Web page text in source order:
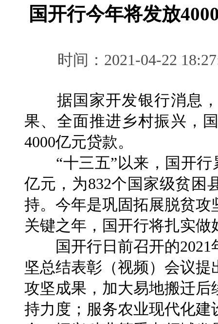
国开行今年将发放
时间：2021-04-22
据国家开发银行消息，
果、全面推进乡村振兴，
4000亿元贷款。
“十三五”以来，国开行
亿元，为832个国家级贫困
持。今年是巩固拓展脱贫
关键之年，国开行将扎实
国开行日前召开的2021
坚总结表彰（视频）会议
攻坚成果，加大易地搬迁
持力度；服务农业现代化